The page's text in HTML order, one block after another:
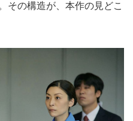
その構造が、本作の見どこ